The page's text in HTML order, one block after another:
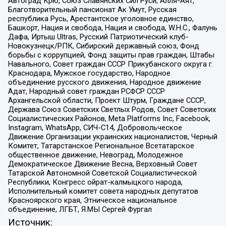
Благотворительный пансионат Ак Умут, Русская
республика Русь, Арестантское уголовное единство,
Башкорт, Нация и свобода, Нация и свобода, W.H.С., Фалунь
Дафа, Иртыш Ultras, Русский Патриотический клуб-
Новокузнецк/РПК, Сибирский державный союз, Фонд
борьбы с коррупцией, Фонд защиты прав граждан, Штабы
Навального, Совет граждан СССР Прикубанского округа г.
Краснодара, Мужское государство, Народное
объединение русского движения, Народное движение
Адат, Народный совет граждан РСФСР СССР
Архангельской области, Проект Штурм, Граждане СССР,
Держава Союз Советских Светлых Родов, Совет Советских
Социалистических Районов, Meta Platforms Inc, Facebook,
Instagram, WhatsApp, СИЧ-С14, Добровольческое
Движение Организации украинских националистов, Черный
Комитет, Татарстанское Региональное Всетатарское
общественное движение, Невоград, Молодежное
Демократическое Движение Весна, Верховный Совет
Татарской Автономной Советской Социалистической
Республики, Конгресс ойрат-калмыцкого народа,
Исполнительный комитет совета народных депутатов
Красноярского края, Этническое национальное
объединение, ЛГБТ, Я.МЫ Сергей Фургал
Источник: